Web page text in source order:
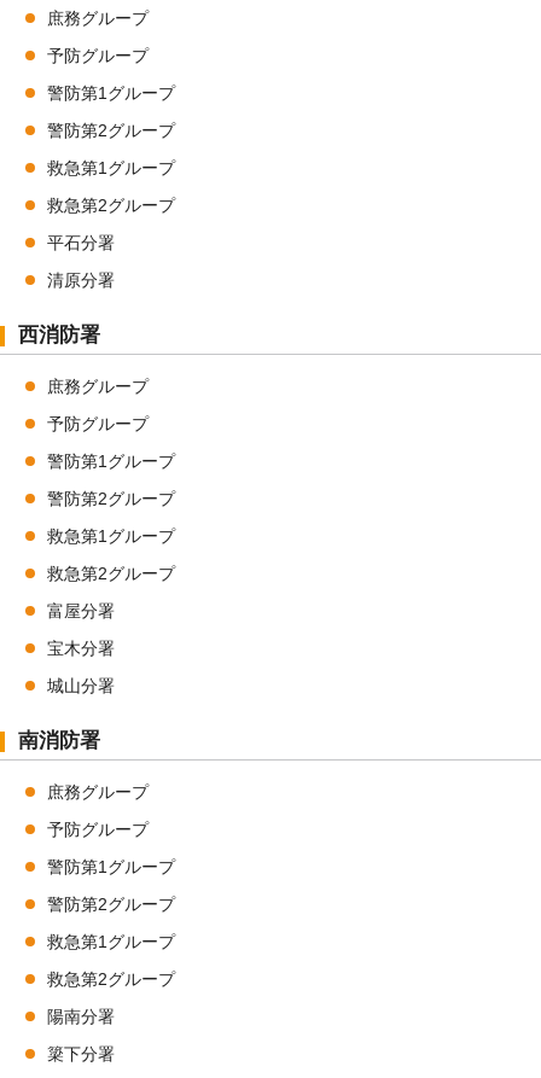
庶務グループ
予防グループ
警防第1グループ
警防第2グループ
救急第1グループ
救急第2グループ
平石分署
清原分署
西消防署
庶務グループ
予防グループ
警防第1グループ
警防第2グループ
救急第1グループ
救急第2グループ
富屋分署
宝木分署
城山分署
南消防署
庶務グループ
予防グループ
警防第1グループ
警防第2グループ
救急第1グループ
救急第2グループ
陽南分署
簗下分署